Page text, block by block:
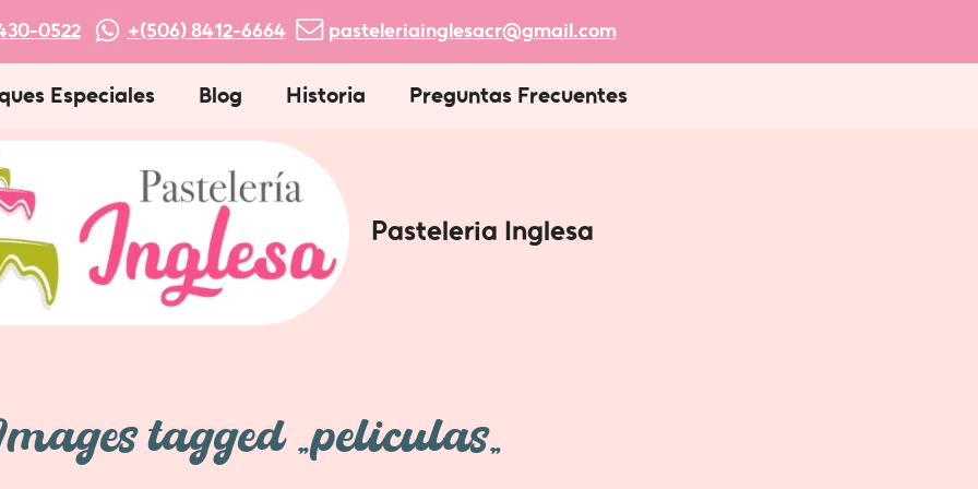
0522 +(506) 8412-6664 pasteleriainglesacr@gmail.com
Especiales Blog Historia Preguntas Frecuentes
Pasteleria Inglesa
tagged "peliculas"